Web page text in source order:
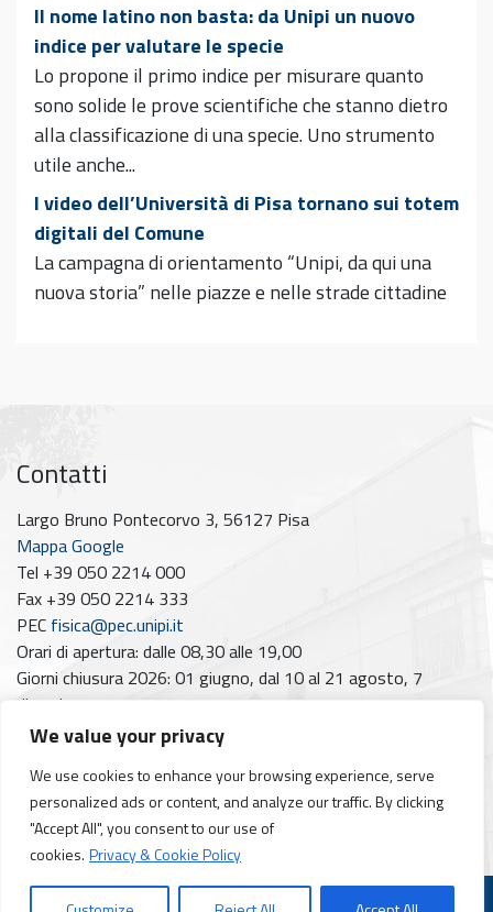
We value your privacy
We use cookies to enhance your browsing experience, serve
personalized ads or content, and analyze our traffic. By clicking
"Accept All", you consent to our use of
cookies. Privacy & Cookie Policy
Il nome latino non basta: da Unipi un nuovo
indice per valutare le specie
Lo propone il primo indice per misurare quanto
sono solide le prove scientifiche che stanno dietro
alla classificazione di una specie. Uno strumento
utile anche...
I video dell’Università di Pisa tornano sui totem
digitali del Comune
La campagna di orientamento “Unipi, da qui una
nuova storia” nelle piazze e nelle strade cittadine
Contatti
Largo Bruno Pontecorvo 3, 56127 Pisa
Mappa Google
Tel +39 050 2214 000
Fax +39 050 2214 333
PEC fisica@pec.unipi.it
Orari di apertura: dalle 08,30 alle 19,00
Giorni chiusura 2026: 01 giugno, dal 10 al 21 agosto, 7
dicembre
Seguici su
Facebook
Instagram
YouTube
https://www.linkedin.com/company/dipartimento-di-fisica-unipi/posts/?feedView=all
© 2026Dipartimento di Fisica